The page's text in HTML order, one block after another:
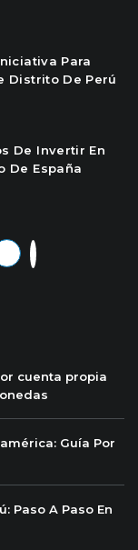
Para
Distrito De Perú
De Invertir En
De España
»
cuenta propia
Guía Por
Paso A Paso En